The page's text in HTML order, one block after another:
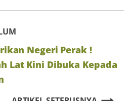
Negeri Perak !
Lat Kini Dibuka Kepada